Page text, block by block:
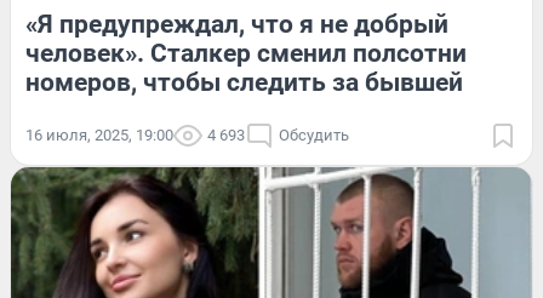
«Я предупреждал, что я не добрый
человек». Сталкер сменил полсотни
номеров, чтобы следить за бывшей
16 июля, 2025, 19:00 4 693 Обсудить